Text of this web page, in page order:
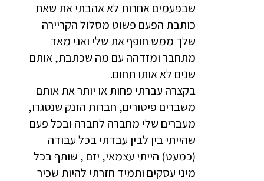
שבפעמים אחרות לא אהבתי את שאת
כותבת הפעם פשוט מסלול הקריירה
שלך ממש חופף את שלי ואני מאד
מתחבר ומזדהה עם מה שכתבת, אותם
שנים לא אותו תחום.
בקצרה עברתי פחות או יותר את אותם
משברים פיטורים, חברות הזנק שנסגרו,
מעברים שלי מחברה לחברה ובכל פעם
שהייתי בין לבין עבדתי בכל עבודה
(כמעט) הייתי עצמאי, יזם , שותף בכל
מיני עסקים ותמיד חזרתי להיות שכיר